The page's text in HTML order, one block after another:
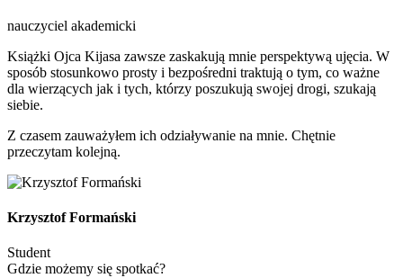
nauczyciel akademicki
Książki Ojca Kijasa zawsze zaskakują mnie perspektywą ujęcia. W
sposób stosunkowo prosty i bezpośredni traktują o tym, co ważne
dla wierzących jak i tych, którzy poszukują swojej drogi, szukają
siebie.
Z czasem zauważyłem ich odziaływanie na mnie. Chętnie
przeczytam kolejną.
Krzysztof Formański
Student
Gdzie możemy się spotkać?